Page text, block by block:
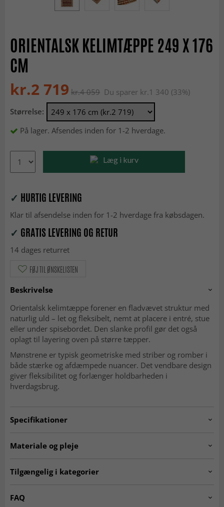
ORIENTALSK KELIMTÆPPE 249 X 176
CM
kr.2 719 kr.4 059 Du sparer kr.1 340 (33%)
Størrelse:
På lager. Afsendes inden for 1-2 hverdage.
Læg i kurv
✓ HURTIG LEVERING
Klar til afsendelse inden for 1-2 hverdage fra købsdagen.
✓ GRATIS LEVERING OG RETUR
14 dages returret
FØJ TIL ØNSKELISTEN
Beskrivelse
Orientalsk kelimtæppe forener en fladvævet struktur med
naturlig uld – let og fleksibelt, nemt at placere i entré, stue
eller under spisebordet. Den slanke profil gør det også
oplagt til layering oven på større tæpper.
Mønstrene er typisk geometriske med striber og romber i
både stærke og afdæmpede nuancer. Det vendbare design
giver fleksibilitet og forlænger holdbarheden i
hverdagsbrug.
Specifikationer
Vævning
Materiale og pleje
Materiale
Uld
Tilgængelig i kategorier
FAQ